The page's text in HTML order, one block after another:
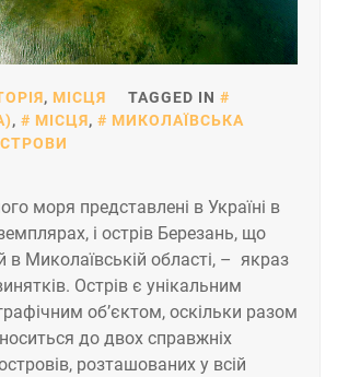
, МІСЦЯ
TAGGED IN
, МІСЦЯ,
МИКОЛАЇВСЬКА
моря представлені в Україні в
і острів Березань, що
в Миколаївській області, – якраз
Острів є унікальним
об’єктом, оскільки разом
до двох справжніх
розташованих у всій